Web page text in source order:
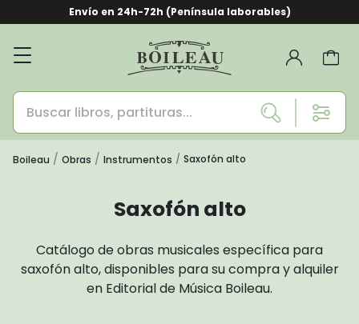
Envío en 24h-72h (Península laborables)
Boileau Obras Instrumentos Saxofón alto
Saxofón alto
Catálogo de obras musicales específica para
saxofón alto, disponibles para su compra y alquiler
en Editorial de Música Boileau.